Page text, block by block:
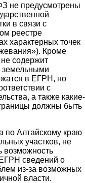
не предусмотрены
в связи с
реестре
характерных точек
Кроме
содержит
земельными
в ЕГРН, но
с
а также какие-
должны быть
по Алтайскому краю
участков, не
возможность
сведений о
из-за возможных
власти.